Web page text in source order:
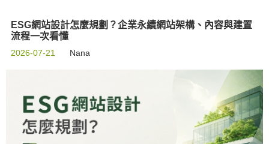
ESG網站設計怎麼規劃？企業永續網站架構、內容與建置
流程一次看懂
2026-07-21 Nana